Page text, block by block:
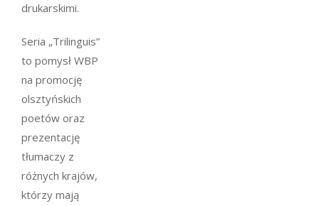
drukarskimi.
Seria „Trilinguis”
to pomysł WBP
na promocję
olsztyńskich
poetów oraz
prezentację
tłumaczy z
różnych krajów,
którzy mają